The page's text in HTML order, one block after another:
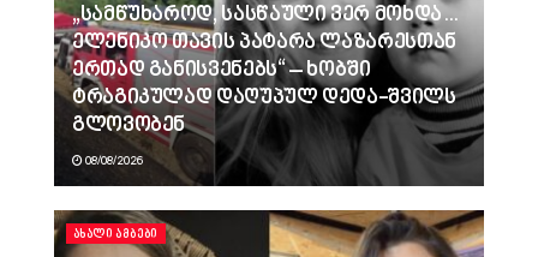
„სამწუხაროდ, სასწაული ვერ მოხდა…
ელენიკო თავის პატარა ლაზარესთან
ერთად განისვენებს“ – ხობში
ტრაგიკულად დაღუპულ დედა-შვილს
გლოვობენ
08/08/2026
ᲐᲮᲐᲚᲘ ᲐᲛᲑᲔᲑᲘ